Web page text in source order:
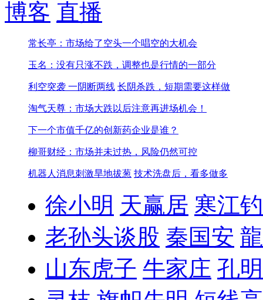
博客 直播
常长亭：市场给了空头一个唱空的大机会
玉名：没有只涨不跌，调整也是行情的一部分
利空突袭 一阴断两线 长阴杀跌，短期需要这样做
淘气天尊：市场大跌以后注意再进场机会！
下一个市值千亿的创新药企业是谁？
柳哥财经：市场并未过热，风险仍然可控
机器人消息刺激旱地拔葱 技术洗盘后，看多做多
徐小明 天赢居 寒江
老孙头谈股 秦国安
山东虎子 牛家庄 孔